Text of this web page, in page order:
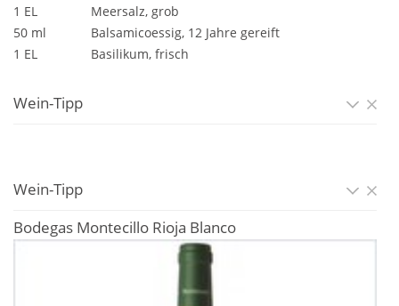
1 EL
Meersalz, grob
50 ml
Balsamicoessig, 12 Jahre gereift
1 EL
Basilikum, frisch
Wein-Tipp
Wein-Tipp
Bodegas Montecillo Rioja Blanco